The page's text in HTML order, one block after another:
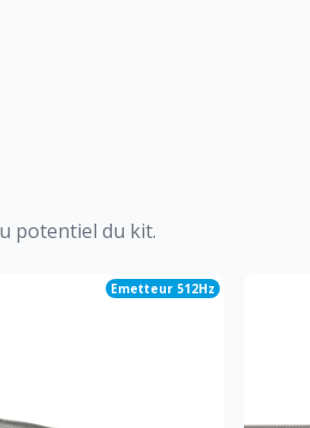
potentiel du kit.
Emetteur 512Hz